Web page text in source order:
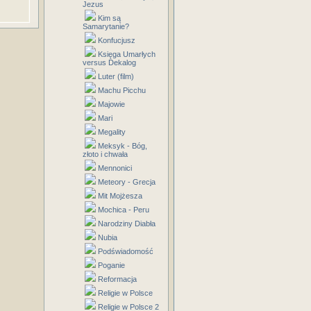
Jezus
Kim są
Samarytanie?
Konfucjusz
Księga Umarłych
versus Dekalog
Luter (film)
Machu Picchu
Majowie
Mari
Megality
Meksyk - Bóg,
złoto i chwała
Mennonici
Meteory - Grecja
Mit Mojżesza
Mochica - Peru
Narodziny Diabła
Nubia
Podświadomość
Poganie
Reformacja
Religie w Polsce
Religie w Polsce 2